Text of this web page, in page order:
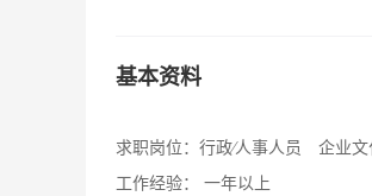
基本资料
求职岗位： 行政∕人事人员 企业文
工作经验：
一年以上